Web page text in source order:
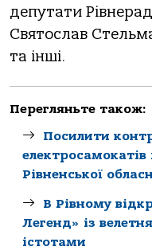
депутати
Святослав
та інші.
Перегляньте також:
Посилити
Рівненської
В Рівному
Легенд» із
істотами